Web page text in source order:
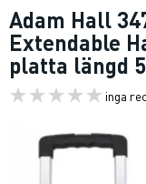
Adam Hall
Extendable
platta längd
inga